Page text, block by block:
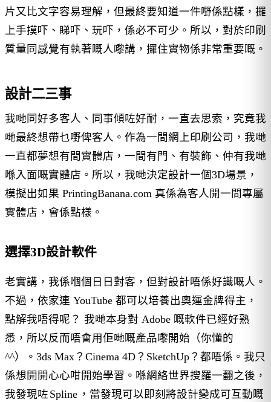
片又比文字容易理解，但最終要知道一件嘢係點樣，攞
上手摸吓、睇吓、玩吓，係必不可少。所以，對於印刷
質量同感覺有執著嘅人嚟講，攞住實物係非常重要嘅。
設計二三事
我哋同好多客人、同事傾咗好耐，一直去思索，究竟我
哋最終想帶乜嘢俾客人。作為一間網上印刷公司，我哋
一直都夢想有間實體店，一間有門、有裝飾、仲有我哋
喺入面嘅實體店。所以，我哋決定設計一個3D場景，
模擬出如果 PrintingBanana.com 真係為客人開一間專屬
實體店，會係點樣。
選擇3D設計軟件
老實講，我係嗰個日日對客，但對設計唔係好識嘅人。
不過，依家連 YouTube 都可以培養出奧運金牌得主，
點解我唔得呢？ 我哋本身對 Adobe 嘅軟件已經好熟
悉，所以反而唔會用佢哋嘅產品嚟開始（你懂的
^^）。3ds Max？Cinema 4D？SketchUp？都唔係。我只
係想開開心心咁開始學習。喺網絡世界搜羅一翻之後，
我發現咗 Spline ，當發現可以即刻將設計變成可互動嘅